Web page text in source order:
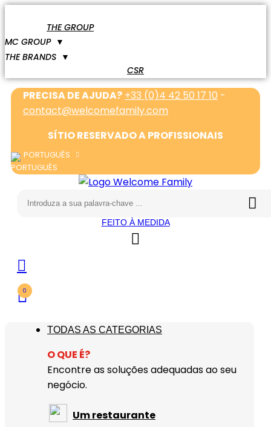
THE GROUP
MC GROUP ▼
THE BRANDS ▼
CSR
PRECISA DE AJUDA? +33 (0)4 42 50 17 10 -
contact@welcomefamily.com
SÍTIO RESERVADO A PROFISSIONAIS
PORTUGUÊS
FEITO À MEDIDA
0
TODAS AS CATEGORIAS
O QUE É?
Encontre as soluções adequadas ao seu
negócio.
Um restaurante